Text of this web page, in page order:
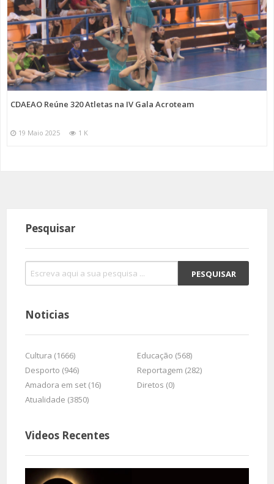
CDAEAO Reúne 320 Atletas na IV Gala Acroteam
19 Maio 2025 1 K
Pesquisar
Noticias
Cultura (1666)
Educação (568)
Desporto (946)
Reportagem (282)
Amadora em set (16)
Diretos (0)
Atualidade (3850)
Videos Recentes